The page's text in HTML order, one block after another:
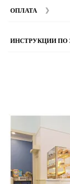
Стоимость
ОПЛАТА
ИНСТРУКЦИИ ПО